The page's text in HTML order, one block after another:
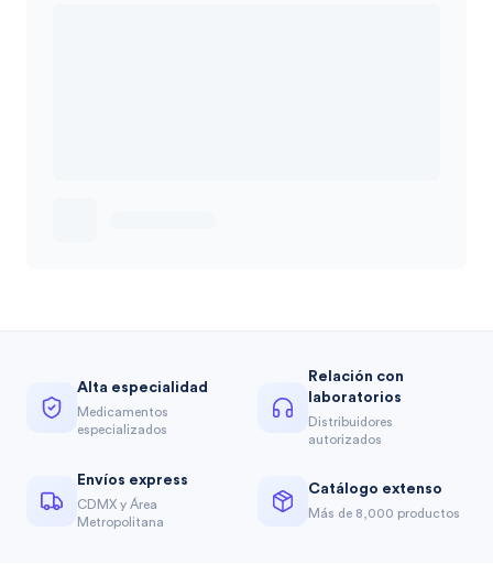
Alta especialidad
Medicamentos
especializados
Relación con
laboratorios
Distribuidores
autorizados
Envíos express
CDMX y Área
Metropolitana
Catálogo extenso
Más de 8,000 productos